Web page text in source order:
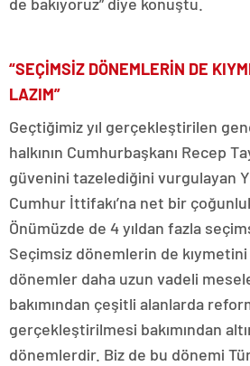
“SEÇİMSİZ DÖNEMLERİN DE
LAZIM”
Geçtiğimiz yıl gerçekleştirilen
halkının Cumhurbaşkanı Recep
güvenini tazelediğini vurgulayan
Cumhur İttifakı’na net bir
Önümüzde de 4 yıldan fazla
Seçimsiz dönemlerin de kıymetini
dönemler daha uzun vadeli
bakımından çeşitli alanlarda
gerçekleştirilmesi bakımından
dönemlerdir. Biz de bu dönemi